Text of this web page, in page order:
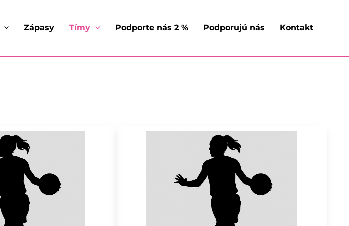
Zápasy Tímy Podporte nás 2 % Podporujú nás Kontakt